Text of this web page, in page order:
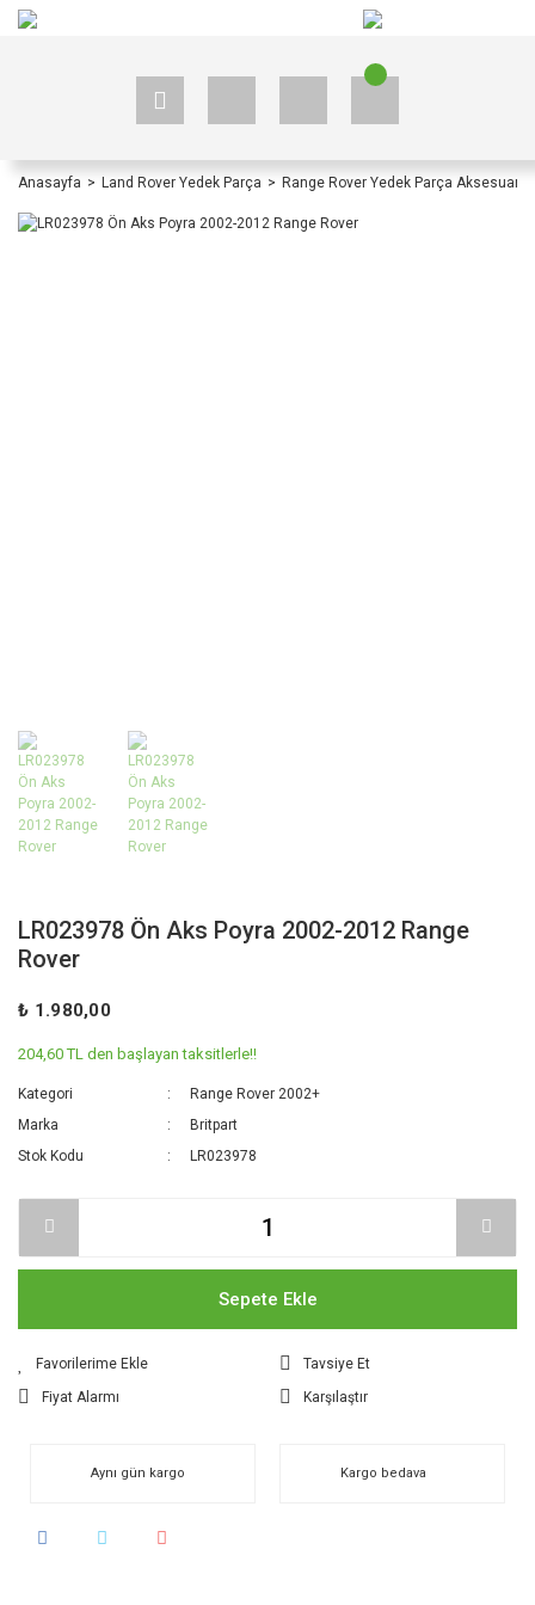
Anasayfa Land Rover Yedek Parça Range Rover Yedek Parça Aksesuar
LR023978 Ön Aks Poyra 2002-2012 Range
Rover
₺ 1.980,00
204,60 TL den başlayan taksitlerle!!
Kategori
Range Rover 2002+
Marka
Britpart
Stok Kodu
LR023978
Sepete Ekle
Tavsiye Et
Fiyat Alarmı
Karşılaştır
Aynı gün kargo Kargo bedava